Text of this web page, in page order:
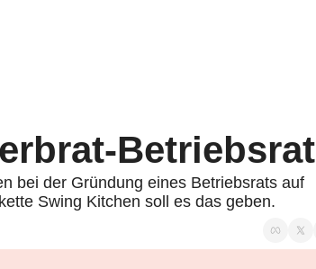
Betriebsrat
bei der Gründung eines Betriebsrats auf
Swing Kitchen soll es das geben.